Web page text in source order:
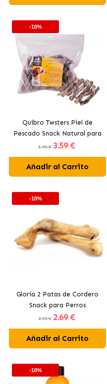
-10%
Quibro Twsters Piel de
Pescado Snack Natural para
Perros
3.99 € 3.59 €
Añadir al Carrito
-10%
Gloria 2 Patas de Cordero
Snack para Perros
2.99 € 2.69 €
Añadir al Carrito
-10%